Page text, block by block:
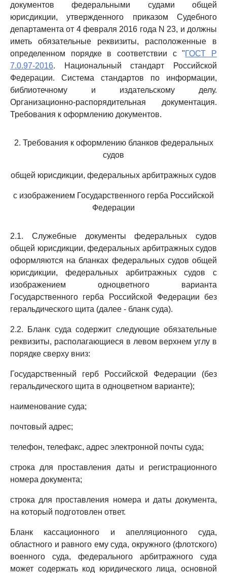
документов федеральными судами общей
юрисдикции, утвержденного приказом Судебного
департамента от 4 февраля 2016 года N 23, и должны
иметь обязательные реквизиты, расположенные в
определенном порядке в соответствии с "ГОСТ Р
7.0.97-2016. Национальный стандарт Российской
Федерации. Система стандартов по информации,
библиотечному и издательскому делу.
Организационно-распорядительная документация.
Требования к оформлению документов.
2. Требования к оформлению бланков федеральных
судов
общей юрисдикции, федеральных арбитражных судов
с изображением Государственного герба Российской
Федерации
2.1. Служебные документы федеральных судов
общей юрисдикции, федеральных арбитражных судов
оформляются на бланках федеральных судов общей
юрисдикции, федеральных арбитражных судов с
изображением одноцветного варианта
Государственного герба Российской Федерации без
геральдического щита (далее - бланк суда).
2.2. Бланк суда содержит следующие обязательные
реквизиты, располагающиеся в левом верхнем углу в
порядке сверху вниз:
Государственный герб Российской Федерации (без
геральдического щита в одноцветном варианте);
наименование суда;
почтовый адрес;
телефон, телефакс, адрес электронной почты суда;
строка для проставления даты и регистрационного
номера документа;
строка для проставления номера и даты документа,
на который подготовлен ответ.
Бланк кассационного и апелляционного суда,
областного и равного ему суда, окружного (флотского)
военного суда, федерального арбитражного суда
может содержать код юридического лица, основной